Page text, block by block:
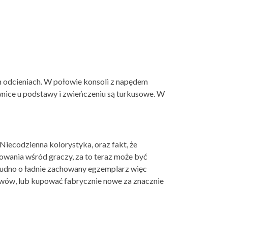
W połowie konsoli z napędem
u podstawy i zwieńczeniu są turkusowe. W
kolorystyka, oraz fakt, że
wśród graczy, za to teraz może być
o ładnie zachowany egzemplarz więc
lub kupować fabrycznie nowe za znacznie